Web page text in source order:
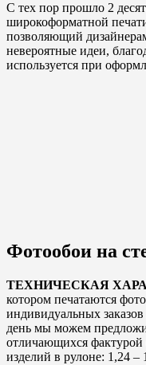
С тех пор прошло 2
широкоформатной
позволяющий
невероятные идеи,
используется при
Фотообои на
ТЕХНИЧЕСКАЯ
котором печатаются
индивидуальных
день мы можем
отличающихся
изделий в рулоне: 1,24 –